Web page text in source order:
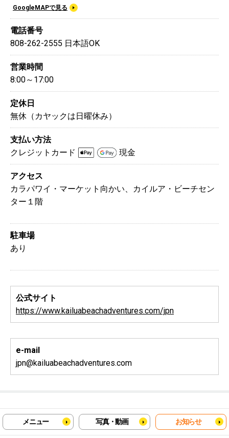
GoogleMAPで見る
電話番号
808-262-2555 日本語OK
営業時間
8:00～17:00
定休日
無休（カヤックは日曜休み）
支払い方法
クレジットカード
現金
アクセス
カラパワイ・マーケット向かい、カイルア・ビーチセン
ター１階
駐車場
あり
公式サイト
https://www.kailuabeachadventures.com/jpn
e-mail
jpn@kailuabeachadventures.com
メニュー 写真・動画 お知らせ